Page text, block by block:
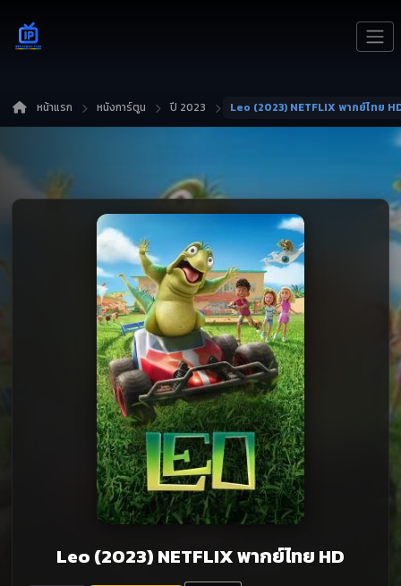
หน้าแรก หนังการ์ตูน ปี 2023 Leo (2023) NETFLIX พากย์ไทย
Leo (2023) NETFLIX พากย์ไทย HD